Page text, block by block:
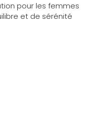
pour les femmes
et de sérénité